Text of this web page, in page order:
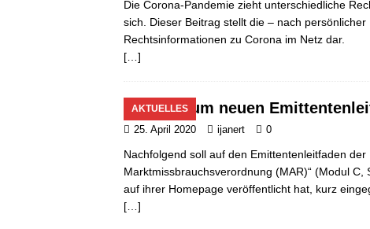
Die Corona-Pandemie zieht unterschiedliche
sich. Dieser Beitrag stellt die – nach
Rechtsinformationen zu Corona im Netz dar.
[…]
AKTUELLESZum neuen
25. April 2020 ijanert 0
Nachfolgend soll auf den Emittentenleitfaden
Marktmissbrauchsverordnung (MAR)“ (Modul
auf ihrer Homepage veröffentlicht hat, kurz
[…]